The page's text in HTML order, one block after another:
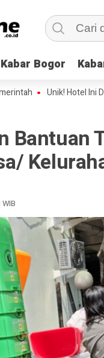
Kabar Bogor
Kabar Bogor
Unik! Hotel Ini Dirancang
Bantuan